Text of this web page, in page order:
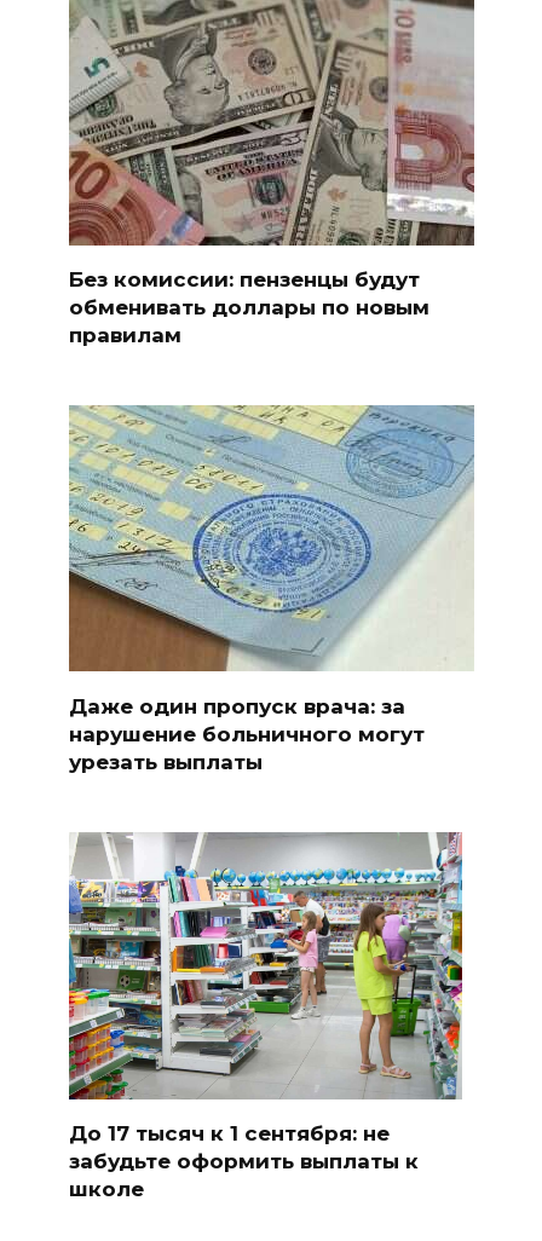
Без комиссии: пензенцы будут
обменивать доллары по новым
правилам
Даже один пропуск врача: за
нарушение больничного могут
урезать выплаты
До 17 тысяч к 1 сентября: не
забудьте оформить выплаты к
школе